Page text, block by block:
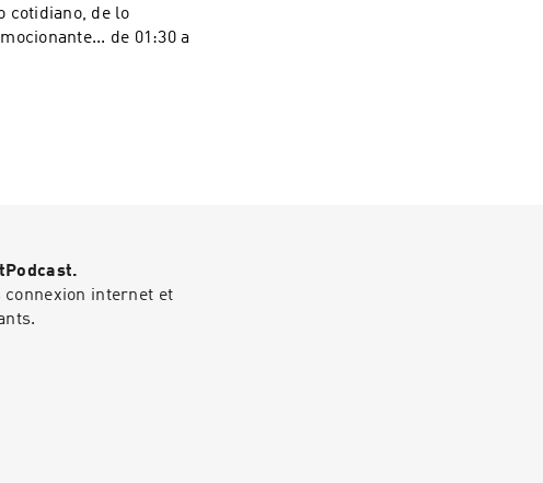
cotidiano, de lo
de 01:30 a
connexion internet et